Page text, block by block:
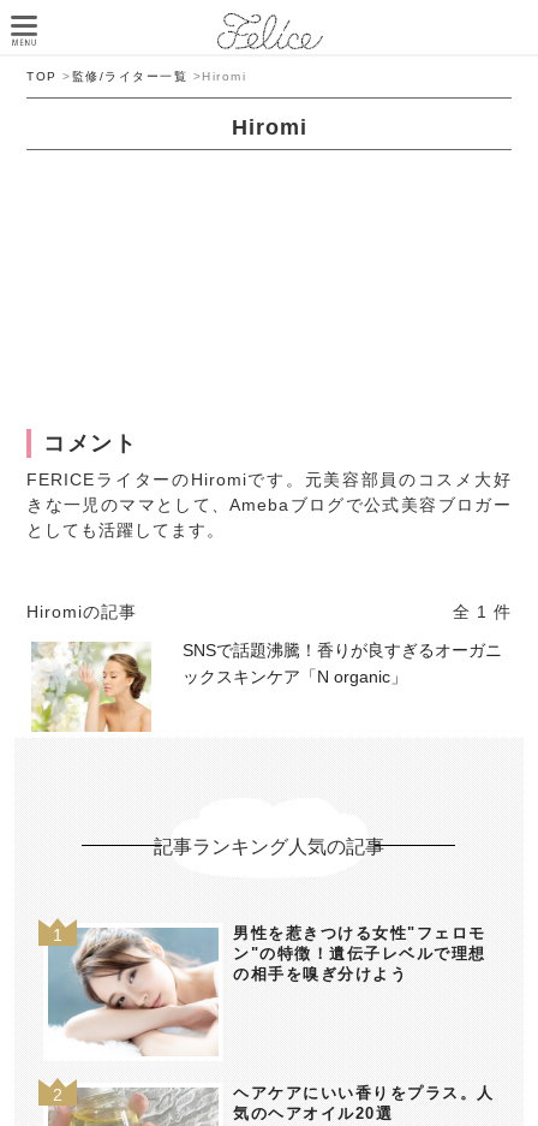
TOP >監修/ライター一覧 >Hiromi
Hiromi
コメント
FERICEライターのHiromiです。元美容部員のコスメ大好
きな一児のママとして、Amebaブログで公式美容ブロガー
としても活躍してます。
Hiromiの記事
全 1 件
SNSで話題沸騰！香りが良すぎるオーガニ
ックスキンケア「N organic」
記事ランキング人気の記事
男性を惹きつける女性"フェロモ
ン"の特徴！遺伝子レベルで理想
の相手を嗅ぎ分けよう
ヘアケアにいい香りをプラス。人
気のヘアオイル20選